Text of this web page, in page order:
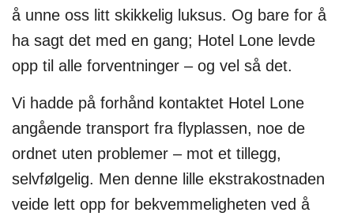
å unne oss litt skikkelig luksus. Og bare for å
ha sagt det med en gang; Hotel Lone levde
opp til alle forventninger – og vel så det.
Vi hadde på forhånd kontaktet Hotel Lone
angående transport fra flyplassen, noe de
ordnet uten problemer – mot et tillegg,
selvfølgelig. Men denne lille ekstrakostnaden
veide lett opp for bekvemmeligheten ved å